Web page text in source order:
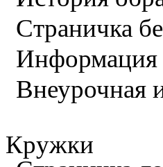
Страничка
Информация
Внеурочная
Кружки